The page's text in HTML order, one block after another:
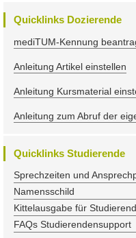
Quicklinks Dozierende
mediTUM-Kennung
Anleitung Artikel einstellen
Anleitung Kursmaterial
Anleitung zum Abruf der
Quicklinks Studierende
Sprechzeiten und
Namensschild
Kittelausgabe für
FAQs Studierendensupport